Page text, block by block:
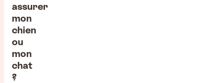
assurer
mon
chien
ou
mon
chat
?